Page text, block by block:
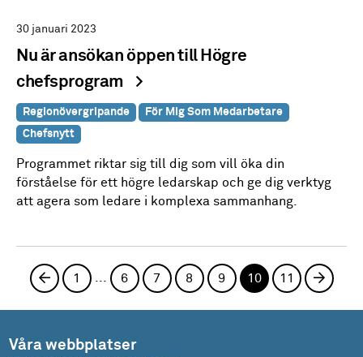
30 januari 2023
Nu är ansökan öppen till Högre
chefsprogram
Regionövergripande
För Mig Som Medarbetare
Chefsnytt
Programmet riktar sig till dig som vill öka din
förståelse för ett högre ledarskap och ge dig verktyg
att agera som ledare i komplexa sammanhang.
Föregående sida
1 6 7 8 9 10 11 Nästa
Våra webbplatser